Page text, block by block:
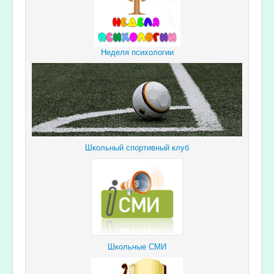
Неделя психологии
Школьный спортивный клуб
Школьные СМИ